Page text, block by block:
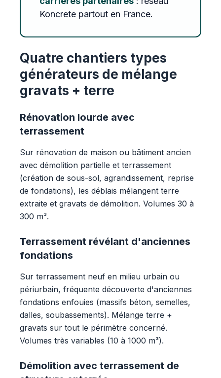
Koncrete partout en France.
Quatre chantiers types
générateurs de mélange
gravats + terre
Rénovation lourde avec
terrassement
Sur rénovation de maison ou bâtiment ancien
avec démolition partielle et terrassement
(création de sous-sol, agrandissement, reprise
de fondations), les déblais mélangent terre
extraite et gravats de démolition. Volumes 30 à
300 m³.
Terrassement révélant d'anciennes
fondations
Sur terrassement neuf en milieu urbain ou
périurbain, fréquente découverte d'anciennes
fondations enfouies (massifs béton, semelles,
dalles, soubassements). Mélange terre +
gravats sur tout le périmètre concerné.
Volumes très variables (10 à 1000 m³).
Démolition avec terrassement de